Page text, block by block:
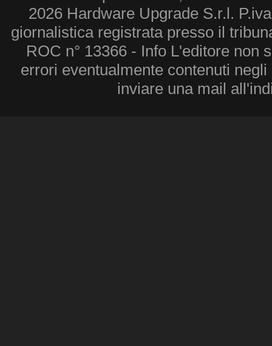
2026 Hardware Upgrade S.r.l.
giornalistica registrata presso il
ROC n° 13366 - Info L'editore non
errori eventualmente contenuti
inviare una mail